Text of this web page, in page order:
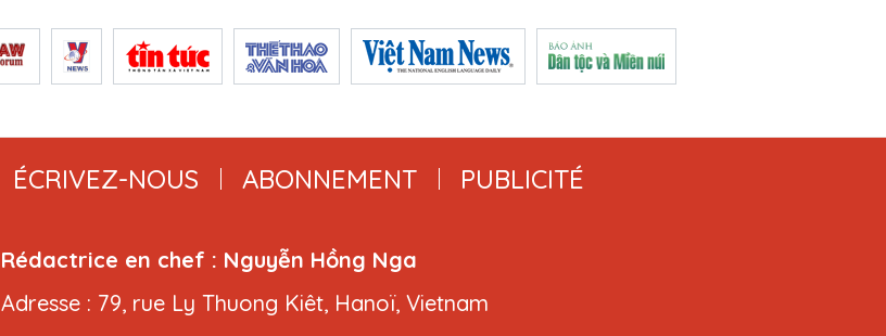
ÉCRIVEZ-NOUS ABONNEMENT PUBLICITÉ
Rédactrice en chef : Nguyễn Hồng Nga
Adresse : 79, rue Ly Thuong Kiêt, Hanoï, Vietnam